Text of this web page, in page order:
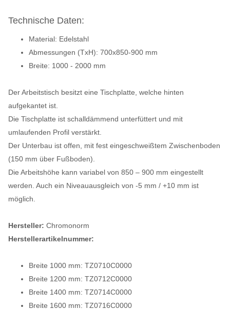
Technische Daten:
Material: Edelstahl
Abmessungen (TxH): 700x850-900 mm
Breite: 1000 - 2000 mm
Der Arbeitstisch besitzt eine Tischplatte, welche hinten
aufgekantet ist.
Die Tischplatte ist schalldämmend unterfüttert und mit
umlaufenden Profil verstärkt.
Der Unterbau ist offen, mit fest eingeschweißtem Zwischenboden
(150 mm über Fußboden).
Die Arbeitshöhe kann variabel von 850 – 900 mm eingestellt
werden. Auch ein Niveauausgleich von -5 mm / +10 mm ist
möglich.
Hersteller: Chromonorm
Herstellerartikelnummer:
Breite 1000 mm: TZ0710C0000
Breite 1200 mm: TZ0712C0000
Breite 1400 mm: TZ0714C0000
Breite 1600 mm: TZ0716C0000